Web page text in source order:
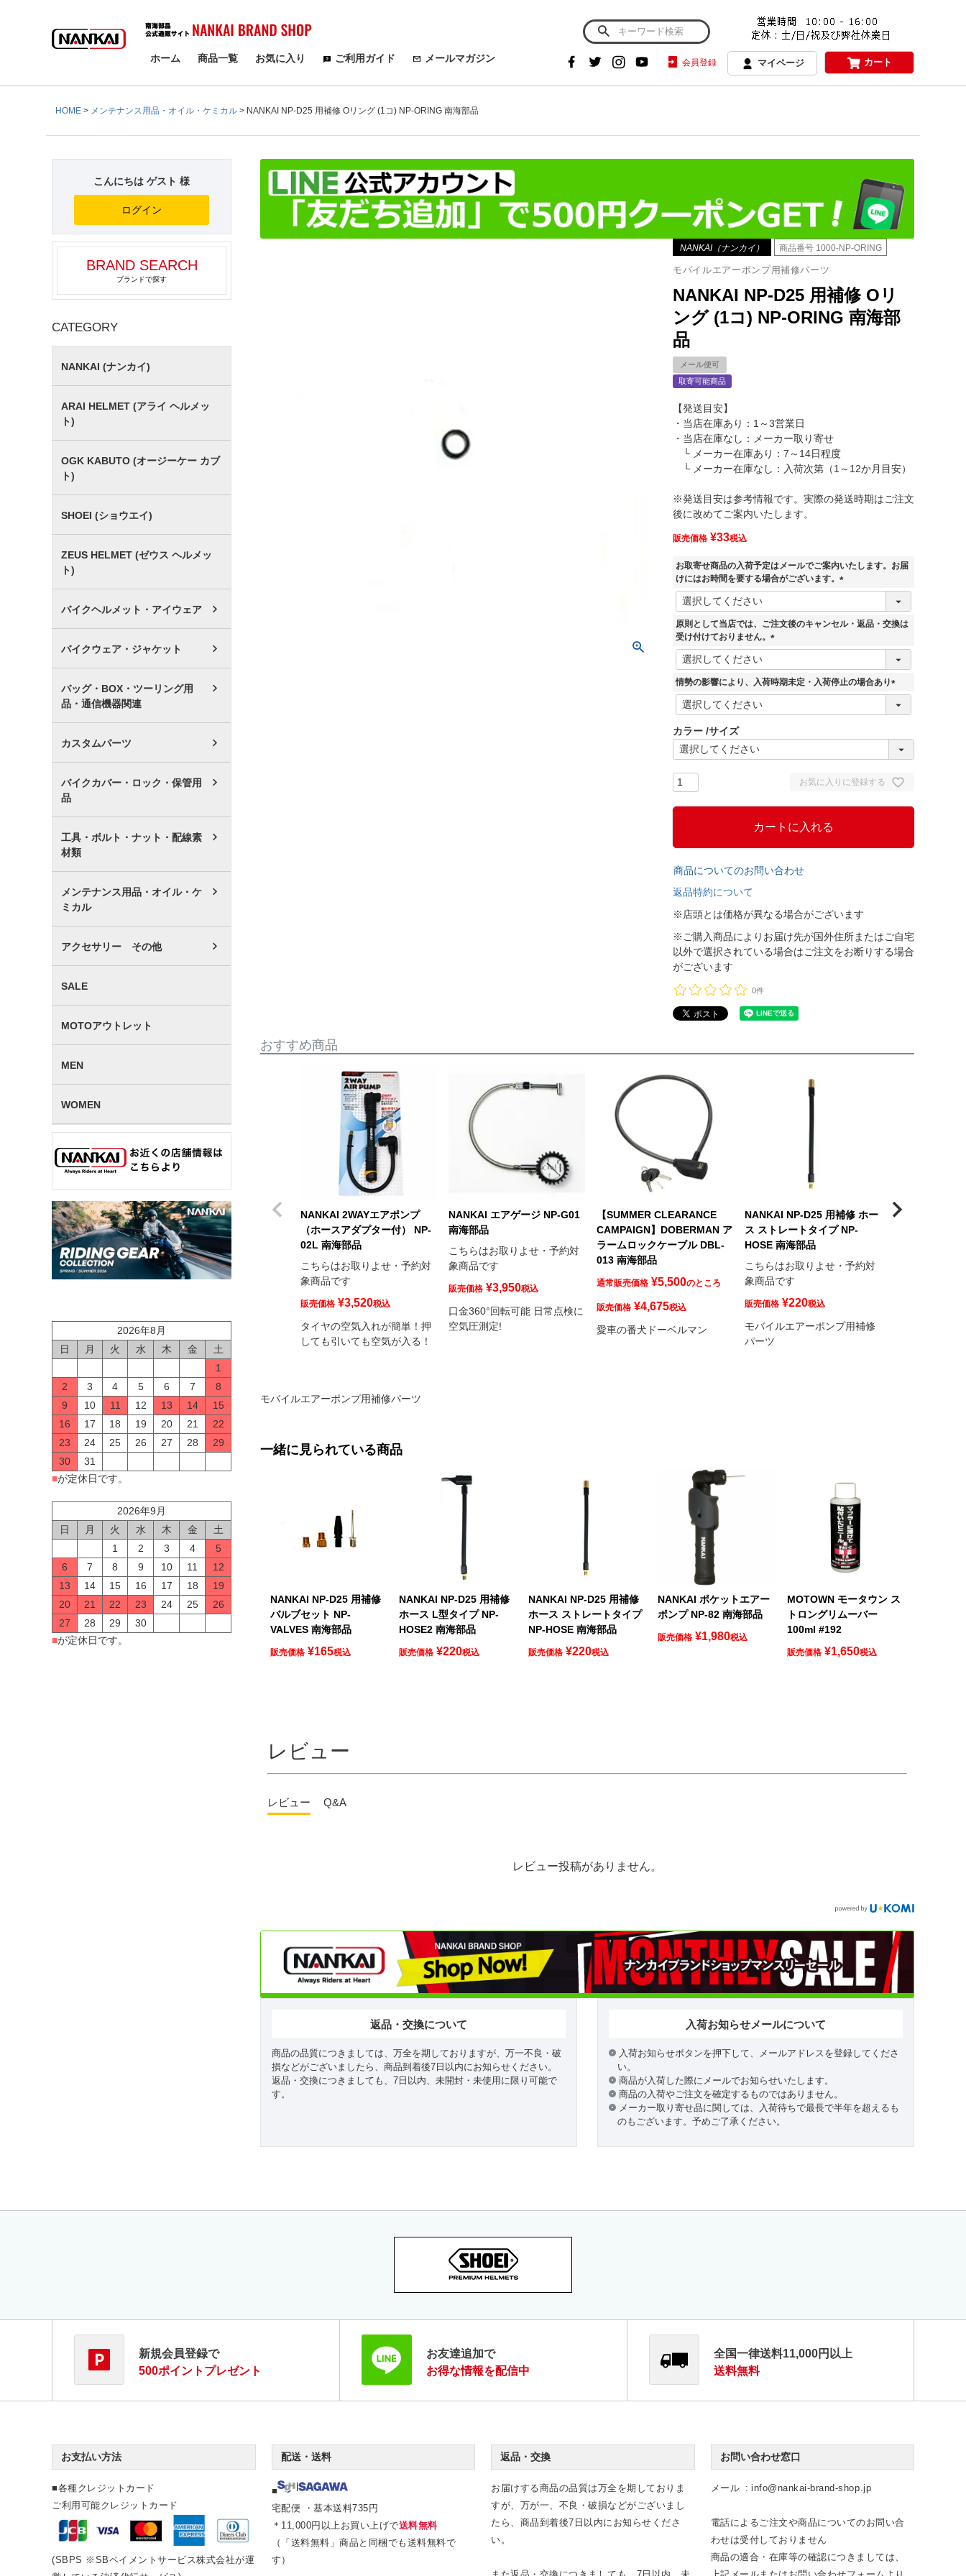
検索
ホーム 商品一覧 お気に入り ご利用ガイド メールマガジン 会員登録 マイページ カート
HOME メンテナンス用品・オイル・ケミカル NANKAI NP-D25 用補修 Oリング (1コ) NP-ORING 南海部品
こんにちは ゲスト 様
ログイン
BRAND SEARCH
ブランドで探す
CATEGORY
NANKAI (ナンカイ)
ARAI HELMET (アライ ヘルメッ
ト)
OGK KABUTO (オージーケー カブ
ト)
SHOEI (ショウエイ)
ZEUS HELMET (ゼウス ヘルメッ
ト)
バイクヘルメット・アイウェア
バイクウェア・ジャケット
バッグ・BOX・ツーリング用
品・通信機器関連
カスタムパーツ
バイクカバー・ロック・保管用
品
工具・ボルト・ナット・配線素
材類
メンテナンス用品・オイル・ケ
ミカル
アクセサリー その他
SALE
MOTOアウトレット
MEN
WOMEN
2026年8月
日
月 火 水 木 金
土
1
2
3 4 5 6 7
8
9
10 11 12 13 14
15
16
17 18 19 20 21
22
23
24 25 26 27 28
29
30
31
■が定休日です。
2026年9月
日
月 火 水 木 金
土
1
2 3 4
5
6
7 8 9 10 11
12
13
14 15 16 17 18
19
20
21 22 23 24 25
26
27
28 29
30
■が定休日です。
NANKAI（ナンカイ） 商品番号 1000-NP-ORING
モバイルエアーポンプ用補修パーツ
NANKAI NP-D25 用補修 Oリ
ング (1コ) NP-ORING 南海部
品
メール便可
取寄可能商品
【発送目安】
・当店在庫あり：1～3営業日
・当店在庫なし：メーカー取り寄せ
└ メーカー在庫あり：7～14日程度
└ メーカー在庫なし：入荷次第（1～12か月目安）
※発送目安は参考情報です。実際の発送時期はご注文
後に改めてご案内いたします。
販売価格 ¥33税込
お取寄せ商品の入荷予定はメールでご案内いたします。お届
けにはお時間を要する場合がございます。
(
須
原則として当店では、ご注文後のキャンセル・返品・交換は
受け付けておりません。
(
須
情勢の影響により、入荷時期未定・入荷停止の場合あり
(
)
カラー サイズ
お気に入りに登録する
カートに入れる
商品についてのお問い合わせ
返品特約について
※店頭とは価格が異なる場合がございます
※ご購入商品によりお届け先が国外住所またはご自宅
以外で選択されている場合はご注文をお断りする場合
がございます
0件
おすすめ商品
NANKAI 2WAYエアポンプ
（ホースアダプター付） NP-
02L 南海部品
こちらはお取りよせ・予約対
象商品です
販売価格 ¥3,520税込
タイヤの空気入れが簡単！押
しても引いても空気が入る！
NANKAI エアゲージ NP-G01
南海部品
こちらはお取りよせ・予約対
象商品です
販売価格 ¥3,950税込
口金360°回転可能 日常点検に
空気圧測定!
【SUMMER CLEARANCE
CAMPAIGN】DOBERMAN ア
ラームロックケーブル DBL-
013 南海部品
通常販売価格 ¥5,500のところ
販売価格 ¥4,675税込
愛車の番犬ドーベルマン
NANKAI NP-D25 用補修 ホー
ス ストレートタイプ NP-
HOSE 南海部品
こちらはお取りよせ・予約対
象商品です
販売価格 ¥220税込
モバイルエアーポンプ用補修
パーツ
NANKAI NP-
モバイルエアーポンプ用補修パーツ
一緒に見られている商品
NANKAI NP-D25 用補修
バルブセット NP-
VALVES 南海部品
販売価格 ¥165税込
NANKAI NP-D25 用補修
ホース L型タイプ NP-
HOSE2 南海部品
販売価格 ¥220税込
NANKAI NP-D25 用補修
ホース ストレートタイプ
NP-HOSE 南海部品
販売価格 ¥220税込
NANKAI ポケットエアー
ポンプ NP-82 南海部品
販売価格 ¥1,980税込
MOTOWN モータウン ス
トロングリムーバー
100ml #192
販売価格 ¥1,650税込
レビュー
レビュー Q&A
レビュー投稿がありません。
返品・交換について
商品の品質につきましては、万全を期しておりますが、万一不良・破
損などがございましたら、商品到着後7日以内にお知らせください。
返品・交換につきましても、7日以内、未開封・未使用に限り可能で
す。
入荷お知らせメールについて
入荷お知らせボタンを押下して、メールアドレスを登録してくださ
い。
商品が入荷した際にメールでお知らせいたします。
商品の入荷やご注文を確定するものではありません。
メーカー取り寄せ品に関しては、入荷待ちで最長で半年を超えるも
のもございます。予めご了承ください。
新規会員登録で
500ポイントプレゼント
お友達追加で
お得な情報を配信中
全国一律送料11,000円以上
送料無料
お支払い方法
■各種クレジットカード
ご利用可能クレジットカード
(SBPS ※SBペイメントサービス株式会社が運
配送・送料
■
宅配便 ・基本送料735円
＊11,000円以上お買い上げで送料無料
（「送料無料」商品と同梱でも送料無料で
す）
返品・交換
お届けする商品の品質は万全を期しておりま
すが、万が一、不良・破損などがございまし
たら、商品到着後7日以内にお知らせくださ
い。
お問い合わせ窓口
メール info@nankai-brand-shop.jp
電話によるご注文や商品についてのお問い合
わせは受付しておりません
商品の適合・在庫等の確認につきましては、